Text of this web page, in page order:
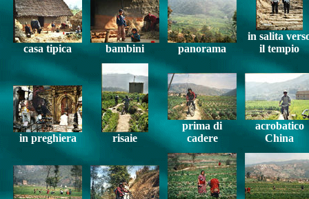
casa tipica bambini panorama
in salita
il tempio
in preghiera risaie
prima di
cadere
acrobatico
China